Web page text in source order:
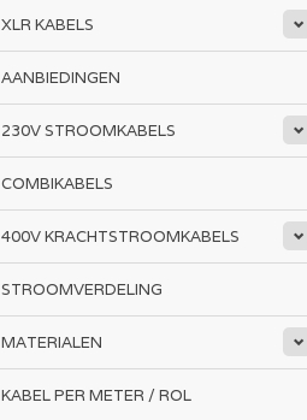
XLR KABELS
AANBIEDINGEN
230V STROOMKABELS
COMBIKABELS
400V KRACHTSTROOMKABELS
STROOMVERDELING
MATERIALEN
KABEL PER METER / ROL